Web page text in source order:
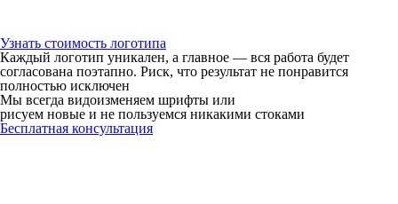
Узнать стоимость логотипа
Каждый логотип уникален, а главное — вся работа будет
согласована поэтапно. Риск, что результат не понравится
полностью исключен
Мы всегда видоизменяем шрифты или
рисуем новые и не пользуемся никакими стоками
Бесплатная консультация